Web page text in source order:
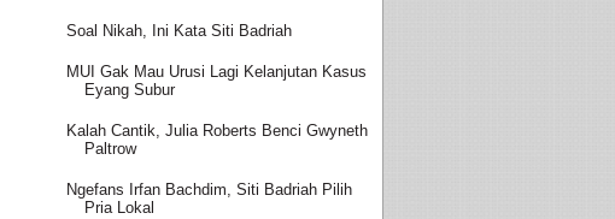
Soal Nikah, Ini Kata Siti Badriah
MUI Gak Mau Urusi Lagi Kelanjutan Kasus
Eyang Subur
Kalah Cantik, Julia Roberts Benci Gwyneth
Paltrow
Ngefans Irfan Bachdim, Siti Badriah Pilih
Pria Lokal